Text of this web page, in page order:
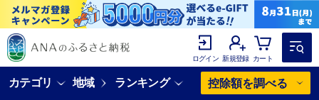
ログイン 新規登録 カート
カテゴリ 地域 ランキング 控除額を調べる